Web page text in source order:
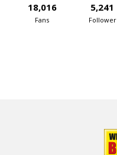
18,016
Fans
5,241
Follower